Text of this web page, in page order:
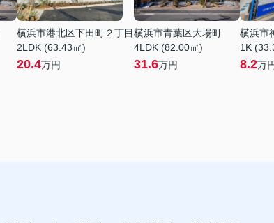
横浜市港北区下田町２丁目
2LDK (63.43㎡)
20.4万円
横浜市青葉区大場町
4LDK (82.00㎡)
31.6万円
横浜市
1K
8.2万